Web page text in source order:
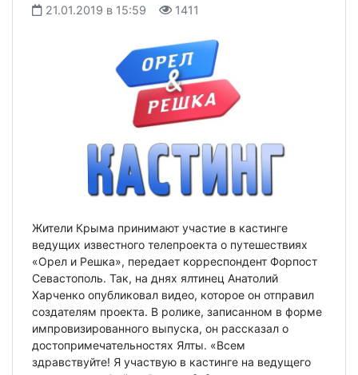
21.01.2019 в 15:59 1411
Жители Крыма принимают участие в кастинге
ведущих известного телепроекта о путешествиях
«Орел и Решка», передает корреспондент Форпост
Севастополь. Так, на днях ялтинец Анатолий
Харченко опубликовал видео, которое он отправил
создателям проекта. В ролике, записанном в форме
импровизированного выпуска, он рассказал о
достопримечательностях Ялты. «Всем
здравствуйте! Я участвую в кастинге на ведущего